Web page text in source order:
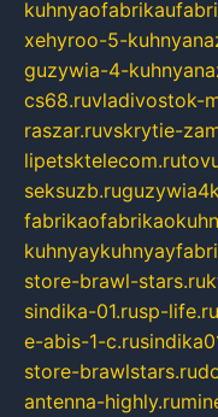
xehyroo-5-
guzywia-4-
cs68.ruvladivostok-
raszar.ruvskrytie-
lipetsktelecom.ru
seksuzb.ru
store-brawl-stars.ru
sindika-01.rusp-life.ru
e-abis-1-c.ru
store-brawlstars.ru
antenna-highly.ru